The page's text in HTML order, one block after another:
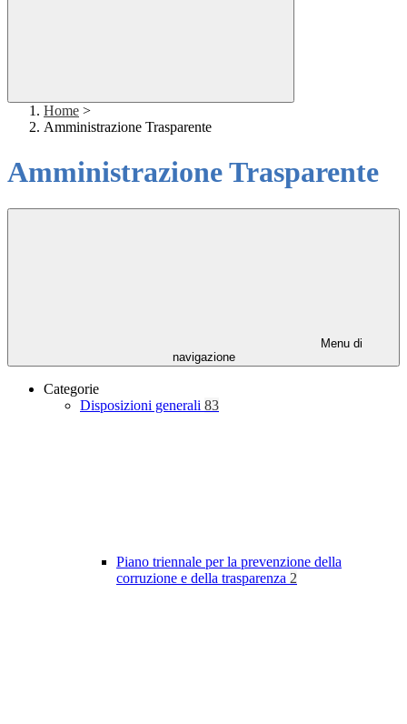
Home >
Amministrazione Trasparente
Amministrazione Trasparente
Menu di
navigazione
Categorie
Disposizioni generali 83
Piano triennale per la prevenzione della
corruzione e della trasparenza 2